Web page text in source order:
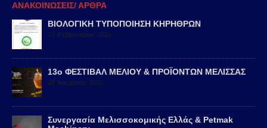
ΑΝΑΚΟΙΝΩΣΕΙΣ/ ΑΡΘΡΑ
ΒΙΟΛΟΓΙΚΗ ΤΥΠΟΠΟΙΗΣΗ ΚΗΡΗΘΡΩΝ
13 Φεβρουαρίου 2023
13ο ΦΕΣΤΙΒΑΛ ΜΕΛΙΟΥ & ΠΡΟΪΟΝΤΩΝ ΜΕΛΙΣΣΑΣ
28 Νοεμβρίου 2022
Συνεργασία Μελισσοκομικής Ελλάς & Petmak